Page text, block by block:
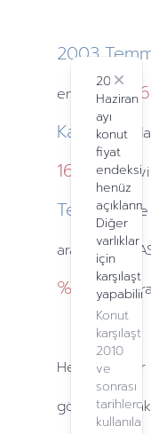
2024
Haziran
ayı
konut
fiyat
endeksi
henüz
Diğer
varlıklar
için
Konut
2010
ve
sonrası
tarihlerde
Close
2003
endeksi
Kasım ayında
1672.56
Temmuz ve
arasındaki
%27.24
Hesaplamalar
göre